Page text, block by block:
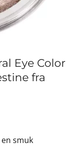
Eye Color
fra
smuk